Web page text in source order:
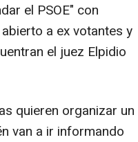
el PSOE" con
a ex votantes y
el juez Elpidio
quieren organizar un
van a ir informando